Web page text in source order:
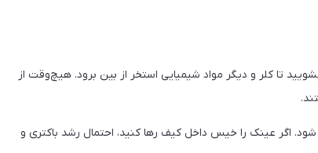
تا کلر و دیگر مواد شیمیایی استخر از بین برود. هیچ‌وقت از
اگر عینک را خیس داخل کیف رها کنید، احتمال رشد باکتری و